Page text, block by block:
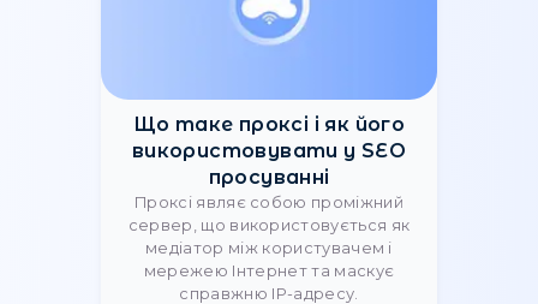
Мобильные прокси для
SMM: защита аккаунтов
от банов и блокировок
Узнайте, как мобильные прокси